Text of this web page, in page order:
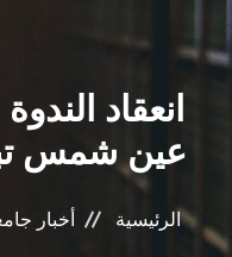
انعقاد
عين شمس
الرئيسية أخبار